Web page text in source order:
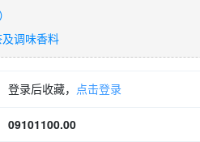
调味香料
登录后收藏， 点击登录
09101100.00